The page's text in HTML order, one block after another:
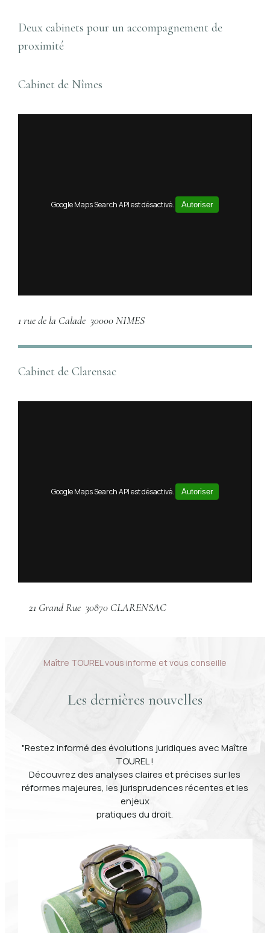
Deux cabinets pour un accompagnement de
proximité
Cabinet de Nîmes
Google Maps Search API est désactivé. Autoriser
1 rue de la Calade 30000 NIMES
Cabinet de Clarensac
Google Maps Search API est désactivé. Autoriser
21 Grand Rue 30870 CLARENSAC
Maître TOUREL vous informe et vous conseille
Les dernières nouvelles
"Restez informé des évolutions juridiques avec Maître
TOUREL !
Découvrez des analyses claires et précises sur les
réformes majeures, les jurisprudences récentes et les
enjeux
pratiques du droit.